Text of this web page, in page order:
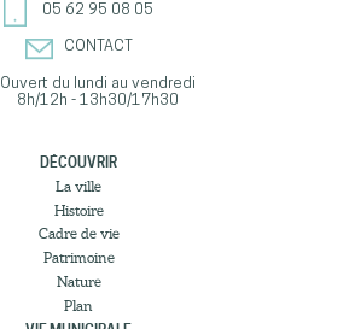
05 62 95 08 05
CONTACT
Ouvert du lundi au vendredi
8h/12h - 13h30/17h30
DÉCOUVRIR
La ville
Histoire
Cadre de vie
Patrimoine
Nature
Plan